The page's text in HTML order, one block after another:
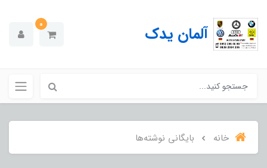
آلمان یدک 0
خانه بایگانی نوشته‌ها